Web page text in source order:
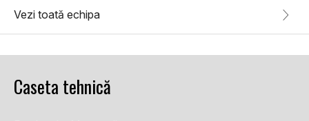
Vezi toată echipa
Caseta tehnică